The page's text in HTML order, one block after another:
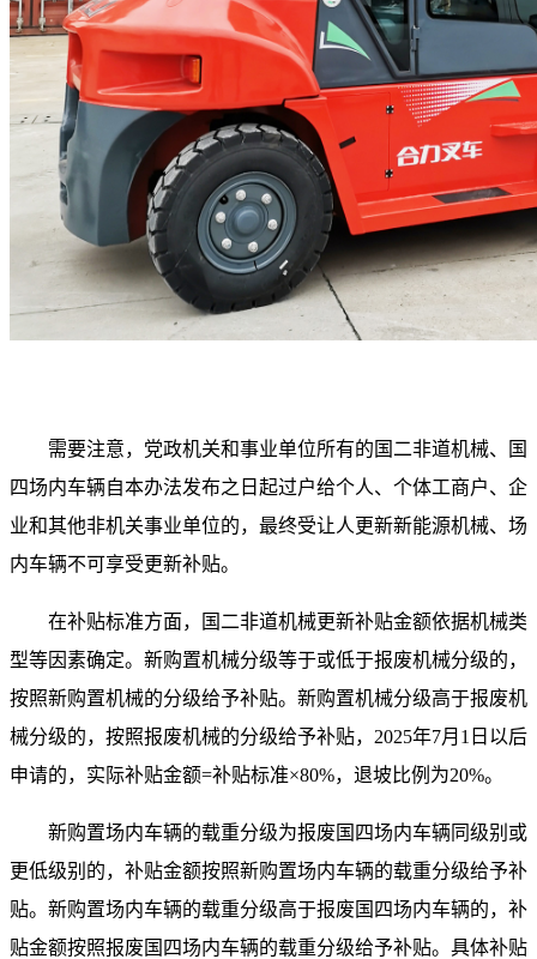
需要注意，党政机关和事业单位所有的国二非道机械、国
四场内车辆自本办法发布之日起过户给个人、个体工商户、企
业和其他非机关事业单位的，最终受让人更新新能源机械、场
内车辆不可享受更新补贴。
在补贴标准方面，国二非道机械更新补贴金额依据机械类
型等因素确定。新购置机械分级等于或低于报废机械分级的，
按照新购置机械的分级给予补贴。新购置机械分级高于报废机
械分级的，按照报废机械的分级给予补贴，2025年7月1日以后
申请的，实际补贴金额=补贴标准×80%，退坡比例为20%。
新购置场内车辆的载重分级为报废国四场内车辆同级别或
更低级别的，补贴金额按照新购置场内车辆的载重分级给予补
贴。新购置场内车辆的载重分级高于报废国四场内车辆的，补
贴金额按照报废国四场内车辆的载重分级给予补贴。具体补贴